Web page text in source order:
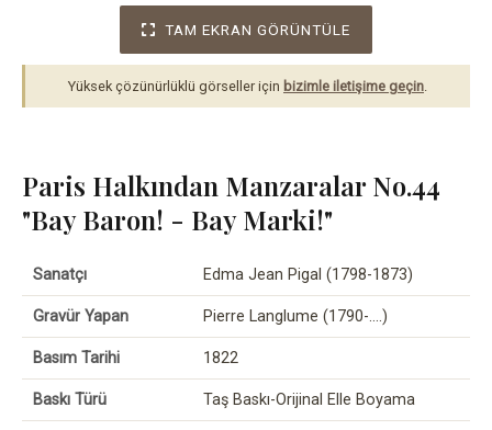
TAM EKRAN GÖRÜNTÜLE
Yüksek çözünürlüklü görseller için bizimle iletişime geçin.
Paris Halkından Manzaralar No.44
"Bay Baron! - Bay Marki!"
Sanatçı Edma Jean Pigal (1798-1873)
Gravür Yapan Pierre Langlume (1790-….)
Basım Tarihi 1822
Baskı Türü Taş Baskı-Orijinal Elle Boyama